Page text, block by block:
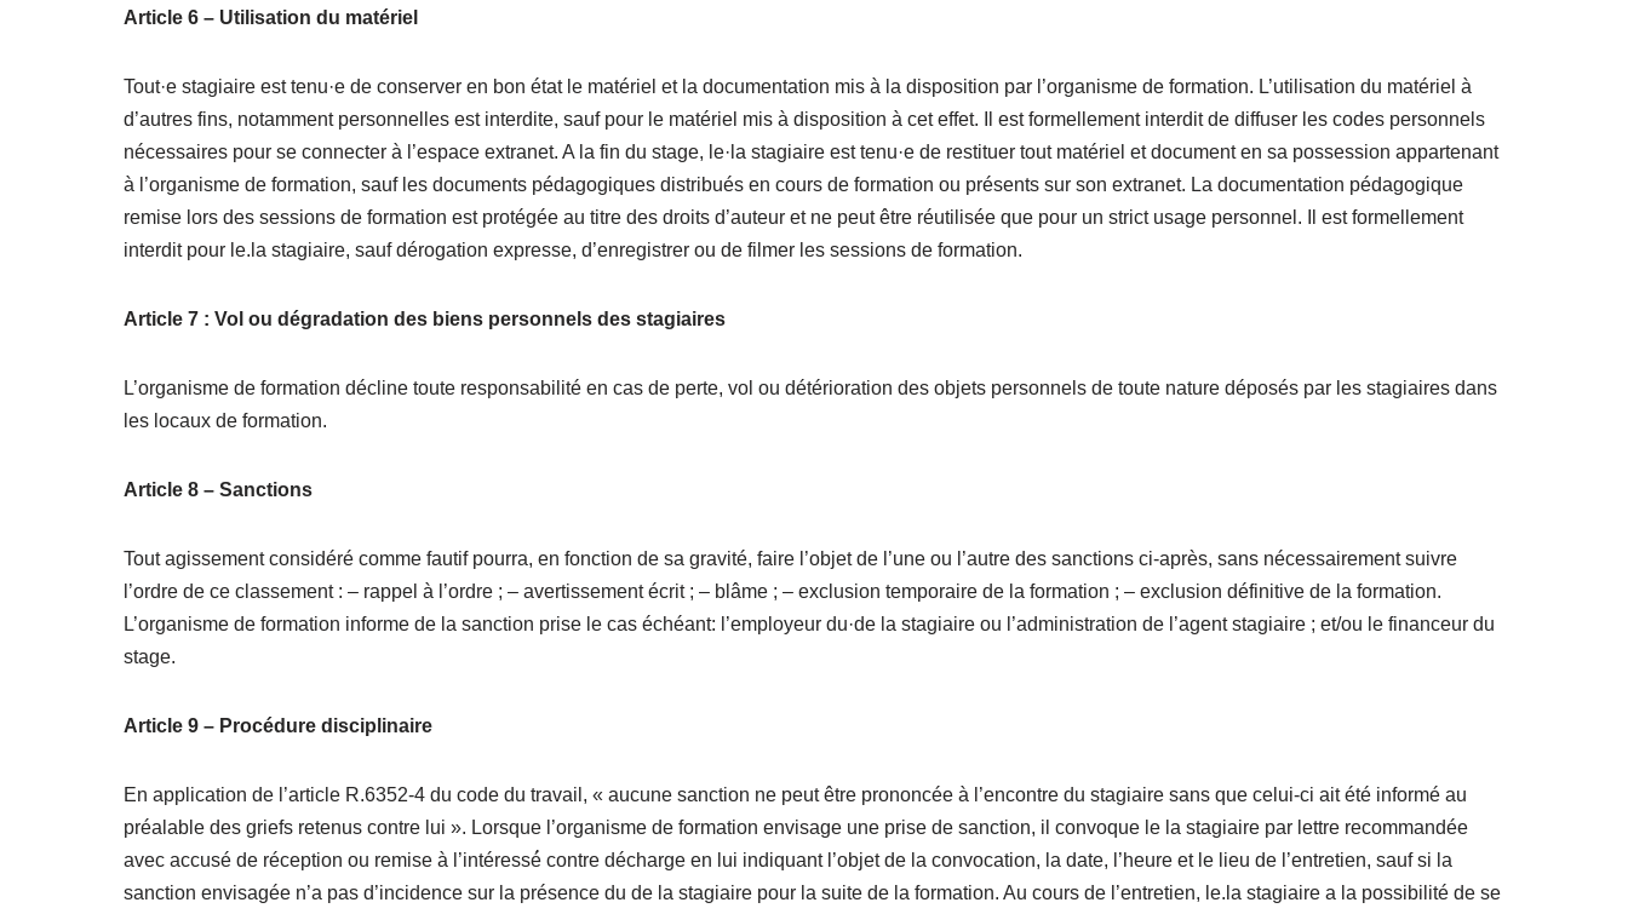
Article 6 – Utilisation du matériel
Tout·e stagiaire est tenu·e de conserver en bon état le matériel et la documentation mis à la disposition par l’organisme de formation. L’utilisation du matériel à
d’autres fins, notamment personnelles est interdite, sauf pour le matériel mis à disposition à cet effet. Il est formellement interdit de diffuser les codes personnels
nécessaires pour se connecter à l’espace extranet. A la fin du stage, le·la stagiaire est tenu·e de restituer tout matériel et document en sa possession appartenant
à l’organisme de formation, sauf les documents pédagogiques distribués en cours de formation ou présents sur son extranet. La documentation pédagogique
remise lors des sessions de formation est protégée au titre des droits d’auteur et ne peut être réutilisée que pour un strict usage personnel. Il est formellement
interdit pour le.la stagiaire, sauf dérogation expresse, d’enregistrer ou de filmer les sessions de formation.
Article 7 : Vol ou dégradation des biens personnels des stagiaires
L’organisme de formation décline toute responsabilité en cas de perte, vol ou détérioration des objets personnels de toute nature déposés par les stagiaires dans
les locaux de formation.
Article 8 – Sanctions
Tout agissement considéré comme fautif pourra, en fonction de sa gravité, faire l’objet de l’une ou l’autre des sanctions ci-après, sans nécessairement suivre
l’ordre de ce classement : – rappel à l’ordre ; – avertissement écrit ; – blâme ; – exclusion temporaire de la formation ; – exclusion définitive de la formation.
L’organisme de formation informe de la sanction prise le cas échéant: l’employeur du·de la stagiaire ou l’administration de l’agent stagiaire ; et/ou le financeur du
stage.
Article 9 – Procédure disciplinaire
En application de l’article R.6352-4 du code du travail, « aucune sanction ne peut être prononcée à l’encontre du stagiaire sans que celui-ci ait été informé au
préalable des griefs retenus contre lui ». Lorsque l’organisme de formation envisage une prise de sanction, il convoque le la stagiaire par lettre recommandée
avec accusé de réception ou remise à l’intéressé́ contre décharge en lui indiquant l’objet de la convocation, la date, l’heure et le lieu de l’entretien, sauf si la
sanction envisagée n’a pas d’incidence sur la présence du de la stagiaire pour la suite de la formation. Au cours de l’entretien, le.la stagiaire a la possibilité de se